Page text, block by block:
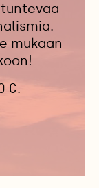
mukaan
€.